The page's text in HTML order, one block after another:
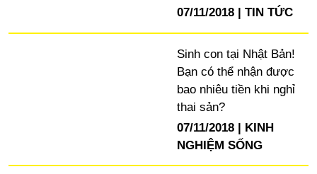
07/11/2018
TIN TỨC
Sinh con tại Nhật Bản!
Bạn có thể nhận được
bao nhiêu tiền khi nghỉ
thai sản?
07/11/2018
KINH
NGHIỆM SỐNG